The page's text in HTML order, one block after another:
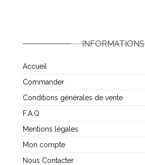
INFORMATIONS
Accueil
Commander
Conditions générales de vente
F.A.Q
Mentions légales
Mon compte
Nous Contacter